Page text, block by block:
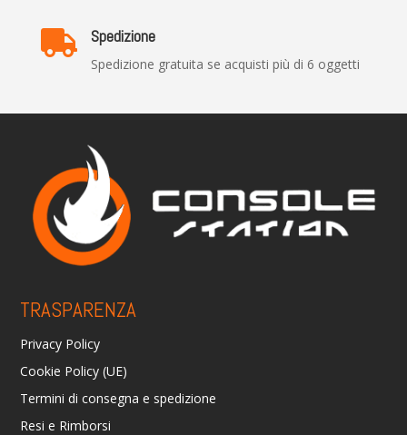
 Spedizione
Spedizione gratuita se acquisti più di 6 oggetti
TRASPARENZA
Privacy Policy
Cookie Policy (UE)
Termini di consegna e spedizione
Resi e Rimborsi